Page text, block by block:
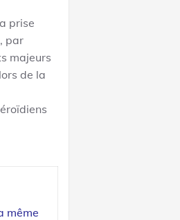
prise
par
majeurs
de la
même